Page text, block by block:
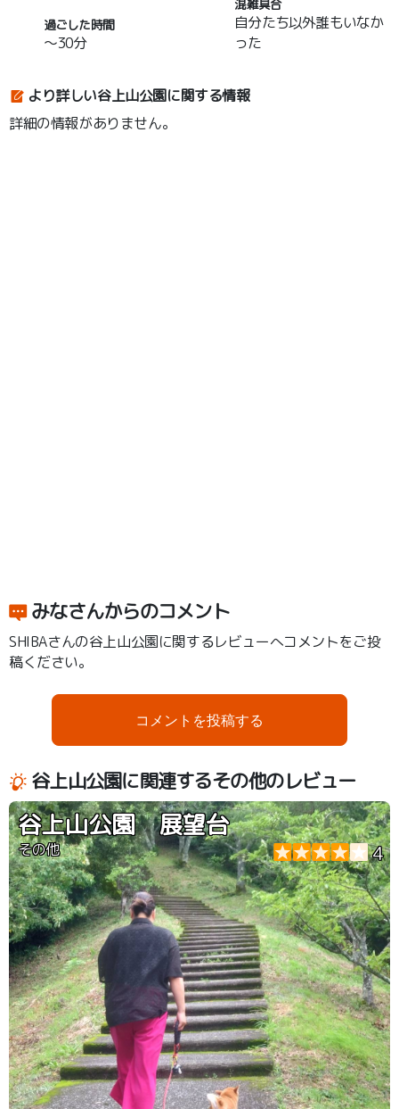
過ごした時間
～30分
混雑具合
自分たち以外誰もいなか
った
より詳しい谷上山公園に関する情報
詳細の情報がありません。
みなさんからのコメント
SHIBAさんの谷上山公園に関するレビューへコメントをご投
稿ください。
コメントを投稿する
谷上山公園に関連するその他のレビュー
谷上山公園 展望台
その他 4